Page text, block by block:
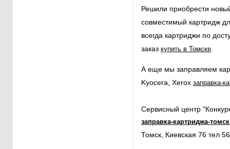
Решили приобрести
совместимый картридж
всегда картриджи по
заказ купить в Томске
А еще мы заправляем
Kyocera, Xerox заправка-
Сервисный центр
заправка-картриджа-
Томск, Киевская 76 тел